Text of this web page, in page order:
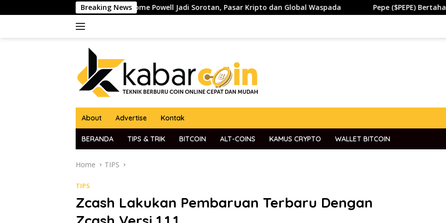
to
Breaking News
Ketua The Fed Jerome Powell Jadi Sorotan, Pasar Kripto dan Global Waspada Pepe ($PEPE) Bertahan di Zona
About Advertise Kontak
BERANDA TIPS & TRIK BITCOIN ALT-COINS KAMUS CRYPTO WALLET BITCOIN
Home TIPS
TIPS
Zcash Lakukan Pembaruan Terbaru Dengan